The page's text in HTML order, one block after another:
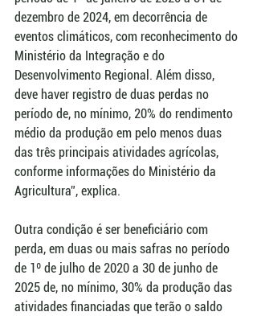
dezembro de 2024, em decorrência de
eventos climáticos, com reconhecimento do
Ministério da Integração e do
Desenvolvimento Regional. Além disso,
deve haver registro de duas perdas no
período de, no mínimo, 20% do rendimento
médio da produção em pelo menos duas
das três principais atividades agrícolas,
conforme informações do Ministério da
Agricultura”, explica.
Outra condição é ser beneficiário com
perda, em duas ou mais safras no período
de 1º de julho de 2020 a 30 de junho de
2025 de, no mínimo, 30% da produção das
atividades financiadas que terão o saldo